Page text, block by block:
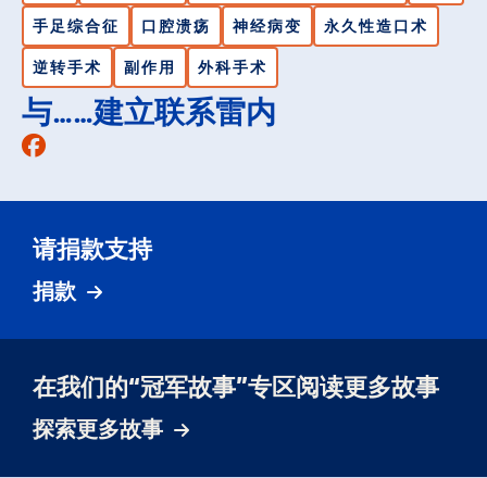
手足综合征
口腔溃疡 神经病变
永久性造口术
逆转手术
副作用 外科手术
与……建立联系雷内
Facebook
请捐款支持
捐款
在我们的“冠军故事”专区阅读更多故事
探索更多故事